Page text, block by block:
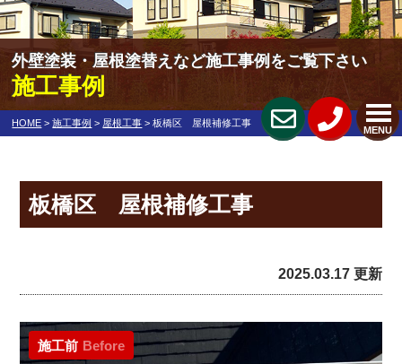
MENU
外壁塗装・屋根塗替えなど施工事例をご覧下さい
施工事例
HOME >施工事例 > 屋根工事 >板橋区 屋根補修工事
板橋区 屋根補修工事
2025.03.17 更新
施工前 Before